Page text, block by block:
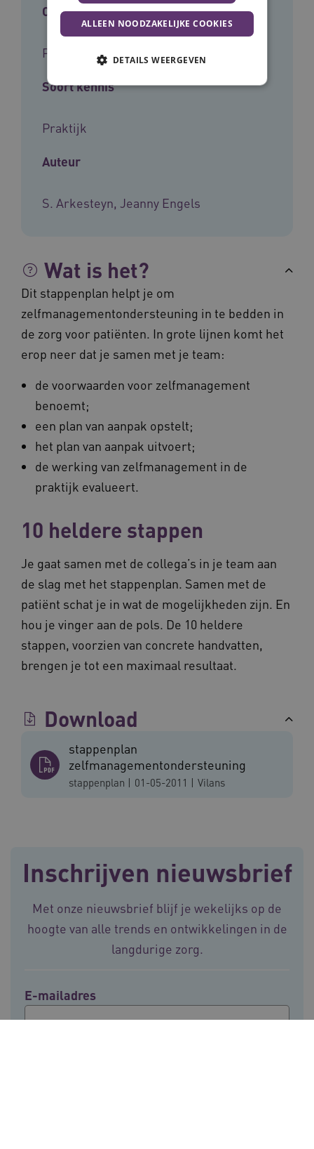
Cliëntgroep
Patiënten
Soort kennis
Praktijk
Auteur
S. Arkesteyn, Jeanny Engels
Wat is het?
Dit stappenplan helpt je om
zelfmanagementondersteuning in te bedden in
de zorg voor patiënten. In grote lijnen komt het
erop neer dat je samen met je team:
de voorwaarden voor zelfmanagement
benoemt;
een plan van aanpak opstelt;
het plan van aanpak uitvoert;
de werking van zelfmanagement in de
praktijk evalueert.
10 heldere stappen
Je gaat samen met de collega’s in je team aan
de slag met het stappenplan. Samen met de
patiënt schat je in wat de mogelijkheden zijn. En
hou je vinger aan de pols. De 10 heldere
stappen, voorzien van concrete handvatten,
brengen je tot een maximaal resultaat.
Download
stappenplan
zelfmanagementondersteuning
stappenplan | 01-05-2011 | Vilans
Inschrijven nieuwsbrief
Met onze nieuwsbrief blijf je wekelijks op de
hoogte van alle trends en ontwikkelingen in de
langdurige zorg.
E-mailadres
ALLEEN NOODZAKELIJKE COOKIES
DETAILS WEERGEVEN
Deze functionele en technische cookies zorgen
UMB_SESSION
__Secure-YNID .youtube.com
__cf_bm
Cloudflare Inc.
.vimeo.com
VISITOR_PRIVACY_METADATA
BCSessionID vilans.blueconic.net
ARRAffinity
Microsoft
Corporation
.vilans.nl
Google Privacy Policy